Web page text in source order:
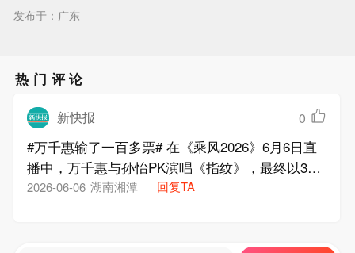
发布于：广东
热门评论
新快报 0
#万千惠输了一百多票# 在《乘风2026》6月6日直
播中，万千惠与孙怡PK演唱《指纹》，最终以392
票对495票落败，相差103票的悬殊结果引发观众广
2026-06-06 湖南湘潭 回复TA